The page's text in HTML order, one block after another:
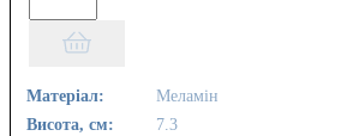
Матеріал:
Меламін
Висота, см:
7.3